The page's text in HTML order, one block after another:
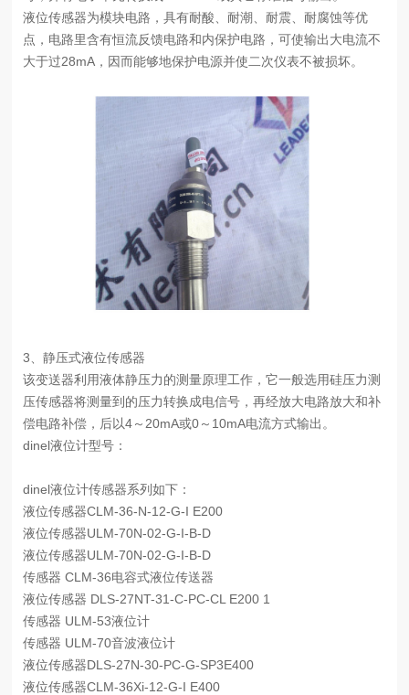
液位传感器为模块电路，具有耐酸、耐潮、耐震、耐腐蚀等优
点，电路里含有恒流反馈电路和内保护电路，可使输出大电流不
大于过28mA，因而能够地保护电源并使二次仪表不被损坏。
3、静压式液位传感器
该变送器利用液体静压力的测量原理工作，它一般选用硅压力测
压传感器将测量到的压力转换成电信号，再经放大电路放大和补
偿电路补偿，后以4～20mA或0～10mA电流方式输出。
dinel液位计型号：
dinel液位计传感器系列如下：
液位传感器CLM-36-N-12-G-I E200
液位传感器ULM-70N-02-G-I-B-D
液位传感器ULM-70N-02-G-I-B-D
传感器 CLM-36电容式液位传送器
液位传感器 DLS-27NT-31-C-PC-CL E200 1
传感器 ULM-53液位计
传感器 ULM-70音波液位计
液位传感器DLS-27N-30-PC-G-SP3E400
液位传感器CLM-36Xi-12-G-I E400